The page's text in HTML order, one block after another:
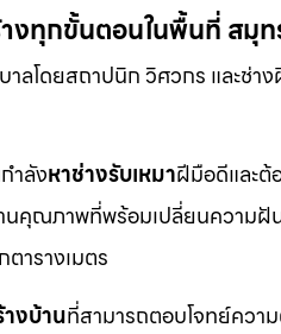
งทุกขั้นตอนในพื้นที่ สมุ
ลโดยสถาปนิก วิศวกร และช่า
ำลังหาช่างรับเหมาฝีมือดีและต้
นคุณภาพที่พร้อมเปลี่ยนความ
ารางเมตร
งบ้านที่สามารถตอบโจทย์ควา